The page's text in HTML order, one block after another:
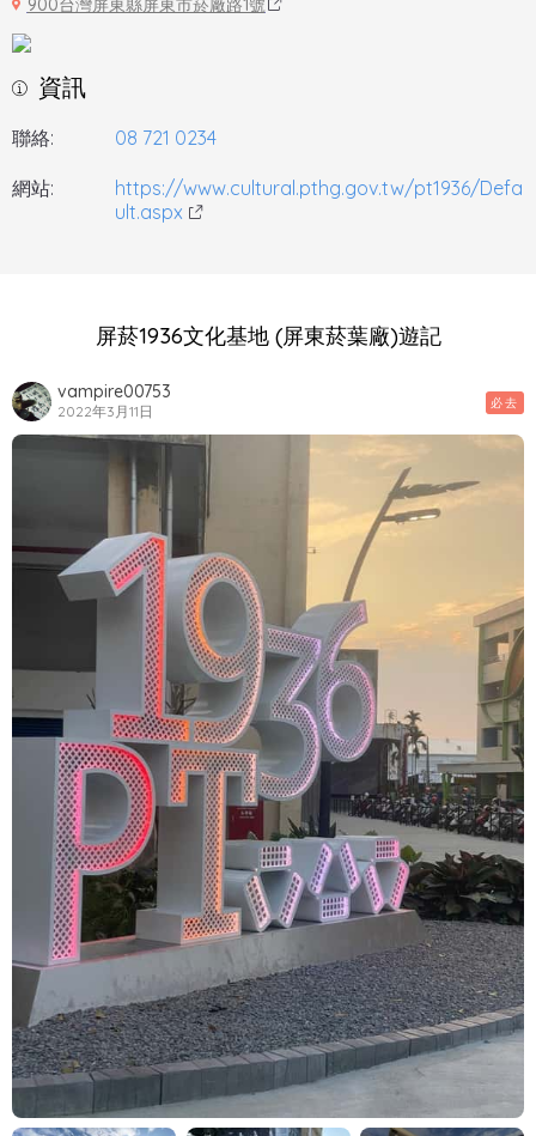
900台灣屏東縣屏東市菸廠路1號
資訊
聯絡: 08 721 0234
網站:
https://www.cultural.pthg.gov.tw/pt1936/Defa
ult.aspx
屏菸1936文化基地 (屏東菸葉廠)遊記
vampire00753
2022年3月11日 必去